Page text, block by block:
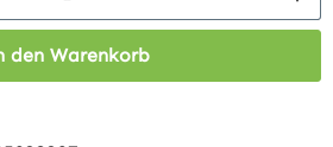
den Warenkorb